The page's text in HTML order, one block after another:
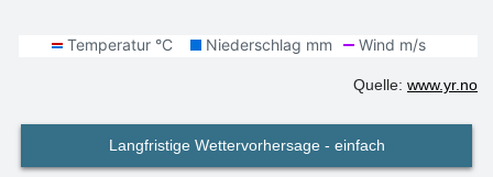
Quelle: www.yr.no
Langfristige Wettervorhersage - einfach